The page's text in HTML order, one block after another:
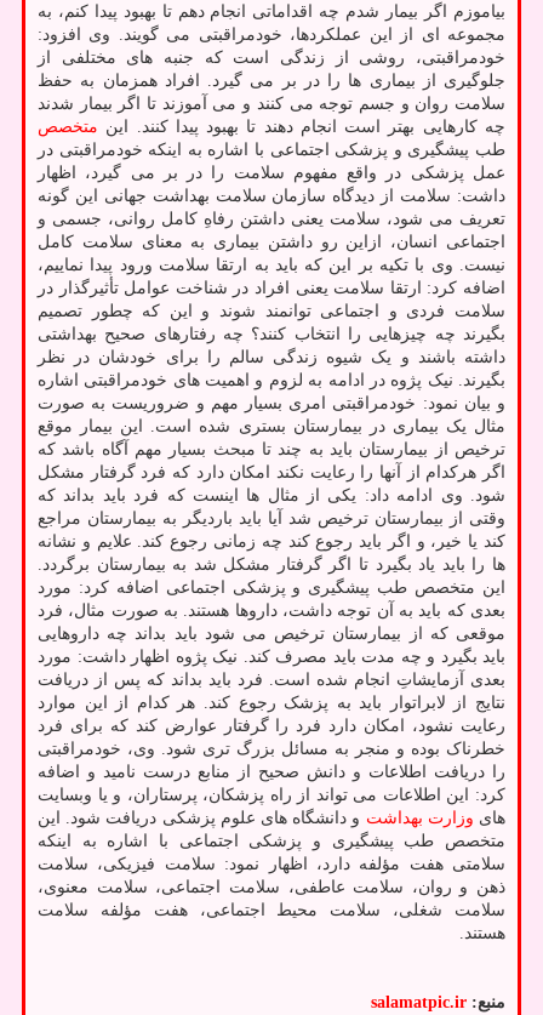
بیاموزم اگر بیمار شدم چه اقداماتی انجام دهم تا بهبود پیدا کنم، به
مجموعه ای از این عملکردها، خودمراقبتی می گویند. وی افزود:
خودمراقبتی، روشی از زندگی است که جنبه های مختلفی از
جلوگیری از بیماری ها را در بر می گیرد. افراد همزمان به حفظ
سلامت روان و جسم توجه می کنند و می آموزند تا اگر بیمار شدند
چه کارهایی بهتر است انجام دهند تا بهبود پیدا کنند. این متخصص
طب پیشگیری و پزشکی اجتماعی با اشاره به اینکه خودمراقبتی در
عمل پزشکی در واقع مفهوم سلامت را در بر می گیرد، اظهار
داشت: سلامت از دیدگاه سازمان سلامت بهداشت جهانی این گونه
تعریف می شود، سلامت یعنی داشتن رفاهِ کامل روانی، جسمی و
اجتماعی انسان، ازاین رو داشتن بیماری به معنای سلامت کامل
نیست. وی با تکیه بر این که باید به ارتقا سلامت ورود پیدا نماییم،
اضافه کرد: ارتقا سلامت یعنی افراد در شناخت عوامل تأثیرگذار در
سلامت فردی و اجتماعی توانمند شوند و این که چطور تصمیم
بگیرند چه چیزهایی را انتخاب کنند؟ چه رفتارهای صحیح بهداشتی
داشته باشند و یک شیوه زندگی سالم را برای خودشان در نظر
بگیرند. نیک پژوه در ادامه به لزوم و اهمیت های خودمراقبتی اشاره
و بیان نمود: خودمراقبتی امری بسیار مهم و ضروریست به صورت
مثال یک بیماری در بیمارستان بستری شده است. این بیمار موقع
ترخیص از بیمارستان باید به چند تا مبحث بسیار مهم آگاه باشد که
اگر هرکدام از آنها را رعایت نکند امکان دارد که فرد گرفتار مشکل
شود. وی ادامه داد: یکی از مثال ها اینست که فرد باید بداند که
وقتی از بیمارستان ترخیص شد آیا باید باردیگر به بیمارستان مراجع
کند یا خیر، و اگر باید رجوع کند چه زمانی رجوع کند. علایم و نشانه
ها را باید یاد بگیرد تا اگر گرفتار مشکل شد به بیمارستان برگردد.
این متخصص طب پیشگیری و پزشکی اجتماعی اضافه کرد: مورد
بعدی که باید به آن توجه داشت، داروها هستند. به صورت مثال، فرد
موقعی که از بیمارستان ترخیص می شود باید بداند چه داروهایی
باید بگیرد و چه مدت باید مصرف کند. نیک پژوه اظهار داشت: مورد
بعدی آزمایشاتِ انجام شده است. فرد باید بداند که پس از دریافت
نتایج از لابراتوار باید به پزشک رجوع کند. هر کدام از این موارد
رعایت نشود، امکان دارد فرد را گرفتار عوارض کند که برای فرد
خطرناک بوده و منجر به مسائل بزرگ تری شود. وی، خودمراقبتی
را دریافت اطلاعات و دانش صحیح از منابع درست نامید و اضافه
کرد: این اطلاعات می تواند از راه پزشکان، پرستاران، و یا وبسایت
های وزارت بهداشت و دانشگاه های علوم پزشکی دریافت شود. این
متخصص طب پیشگیری و پزشکی اجتماعی با اشاره به اینکه
سلامتی هفت مؤلفه دارد، اظهار نمود: سلامت فیزیکی، سلامت
ذهن و روان، سلامت عاطفی، سلامت اجتماعی، سلامت معنوی،
سلامت شغلی، سلامت محیط اجتماعی، هفت مؤلفه سلامت
هستند.
منبع: salamatpic.ir